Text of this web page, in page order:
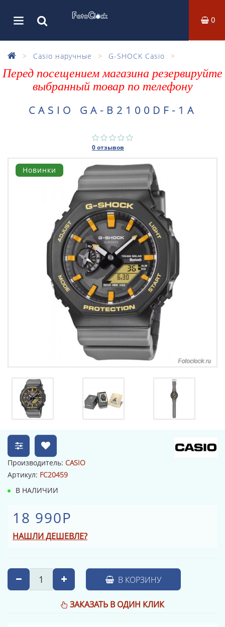
0
Casio наручные G-SHOCK Casio
Перед посещением магазина резервируйте
выбранный товар по телефону
CASIO GA-B2100DF-1A
0 отзывов
Новинки
Производитель: CASIO
Артикул: FC20459
В НАЛИЧИИ
18 990Р
НАШЛИ ДЕШЕВЛЕ?
В КОРЗИНУ
ЗАКАЗАТЬ В ОДИН КЛИК